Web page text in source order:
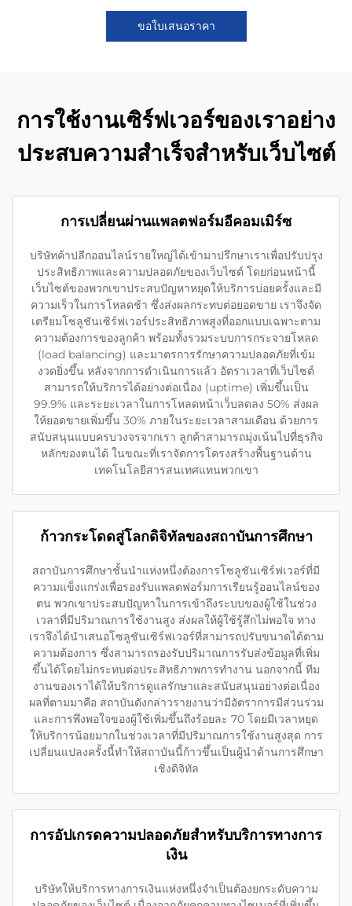
ขอใบเสนอราคา
การใช้งานเซิร์ฟเวอร์ของเราอย่าง
ประสบความสำเร็จสำหรับเว็บไซต์
การเปลี่ยนผ่านแพลตฟอร์มอีคอมเมิร์ซ
บริษัทค้าปลีกออนไลน์รายใหญ่ได้เข้ามาปรึกษาเราเพื่อปรับปรุง
ประสิทธิภาพและความปลอดภัยของเว็บไซต์ โดยก่อนหน้านี้
เว็บไซต์ของพวกเขาประสบปัญหาหยุดให้บริการบ่อยครั้งและมี
ความเร็วในการโหลดช้า ซึ่งส่งผลกระทบต่อยอดขาย เราจึงจัด
เตรียมโซลูชันเซิร์ฟเวอร์ประสิทธิภาพสูงที่ออกแบบเฉพาะตาม
ความต้องการของลูกค้า พร้อมทั้งรวมระบบการกระจายโหลด
(load balancing) และมาตรการรักษาความปลอดภัยที่เข้ม
งวดยิ่งขึ้น หลังจากการดำเนินการแล้ว อัตราเวลาที่เว็บไซต์
สามารถให้บริการได้อย่างต่อเนื่อง (uptime) เพิ่มขึ้นเป็น
99.9% และระยะเวลาในการโหลดหน้าเว็บลดลง 50% ส่งผล
ให้ยอดขายเพิ่มขึ้น 30% ภายในระยะเวลาสามเดือน ด้วยการ
สนับสนุนแบบครบวงจรจากเรา ลูกค้าสามารถมุ่งเน้นไปที่ธุรกิจ
หลักของตนได้ ในขณะที่เราจัดการโครงสร้างพื้นฐานด้าน
เทคโนโลยีสารสนเทศแทนพวกเขา
ก้าวกระโดดสู่โลกดิจิทัลของสถาบันการศึกษา
สถาบันการศึกษาชั้นนำแห่งหนึ่งต้องการโซลูชันเซิร์ฟเวอร์ที่มี
ความแข็งแกร่งเพื่อรองรับแพลตฟอร์มการเรียนรู้ออนไลน์ของ
ตน พวกเขาประสบปัญหาในการเข้าถึงระบบของผู้ใช้ในช่วง
เวลาที่มีปริมาณการใช้งานสูง ส่งผลให้ผู้ใช้รู้สึกไม่พอใจ ทาง
เราจึงได้นำเสนอโซลูชันเซิร์ฟเวอร์ที่สามารถปรับขนาดได้ตาม
ความต้องการ ซึ่งสามารถรองรับปริมาณการรับส่งข้อมูลที่เพิ่ม
ขึ้นได้โดยไม่กระทบต่อประสิทธิภาพการทำงาน นอกจากนี้ ทีม
งานของเราได้ให้บริการดูแลรักษาและสนับสนุนอย่างต่อเนื่อง
ผลที่ตามมาคือ สถาบันดังกล่าวรายงานว่ามีอัตราการมีส่วนร่วม
และการพึงพอใจของผู้ใช้เพิ่มขึ้นถึงร้อยละ 70 โดยมีเวลาหยุด
ให้บริการน้อยมากในช่วงเวลาที่มีปริมาณการใช้งานสูงสุด การ
เปลี่ยนแปลงครั้งนี้ทำให้สถาบันนี้ก้าวขึ้นเป็นผู้นำด้านการศึกษา
เชิงดิจิทัล
การอัปเกรดความปลอดภัยสำหรับบริการทางการ
เงิน
บริษัทให้บริการทางการเงินแห่งหนึ่งจำเป็นต้องยกระดับความ